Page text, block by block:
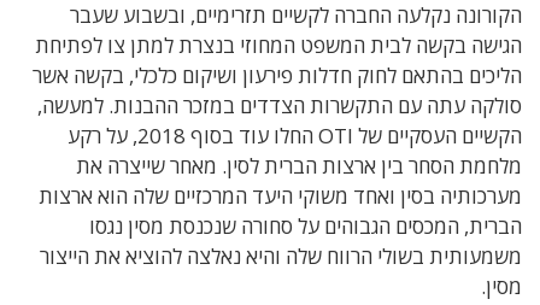
הקורונה נקלעה החברה לקשיים תזרימיים, ובשבוע שעבר
הגישה בקשה לבית המשפט המחוזי בנצרת למתן צו לפתיחת
הליכים בהתאם לחוק חדלות פירעון ושיקום כלכלי, בקשה אשר
סולקה עתה עם התקשרות הצדדים במזכר ההבנות. למעשה,
הקשיים העסקיים של OTI החלו עוד בסוף 2018, על רקע
מלחמת הסחר בין ארצות הברית לסין. מאחר שייצרה את
מערכותיה בסין ואחד משוקי היעד המרכזיים שלה הוא ארצות
הברית, המכסים הגבוהים על סחורה שנכנסת מסין נגסו
משמעותית בשולי הרווח שלה והיא נאלצה להוציא את הייצור
מסין.